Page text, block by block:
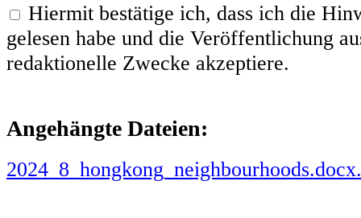
Hiermit bestätige ich, dass ich die
gelesen habe und die Veröffentlichung
redaktionelle Zwecke akzeptiere.
Angehängte Dateien: